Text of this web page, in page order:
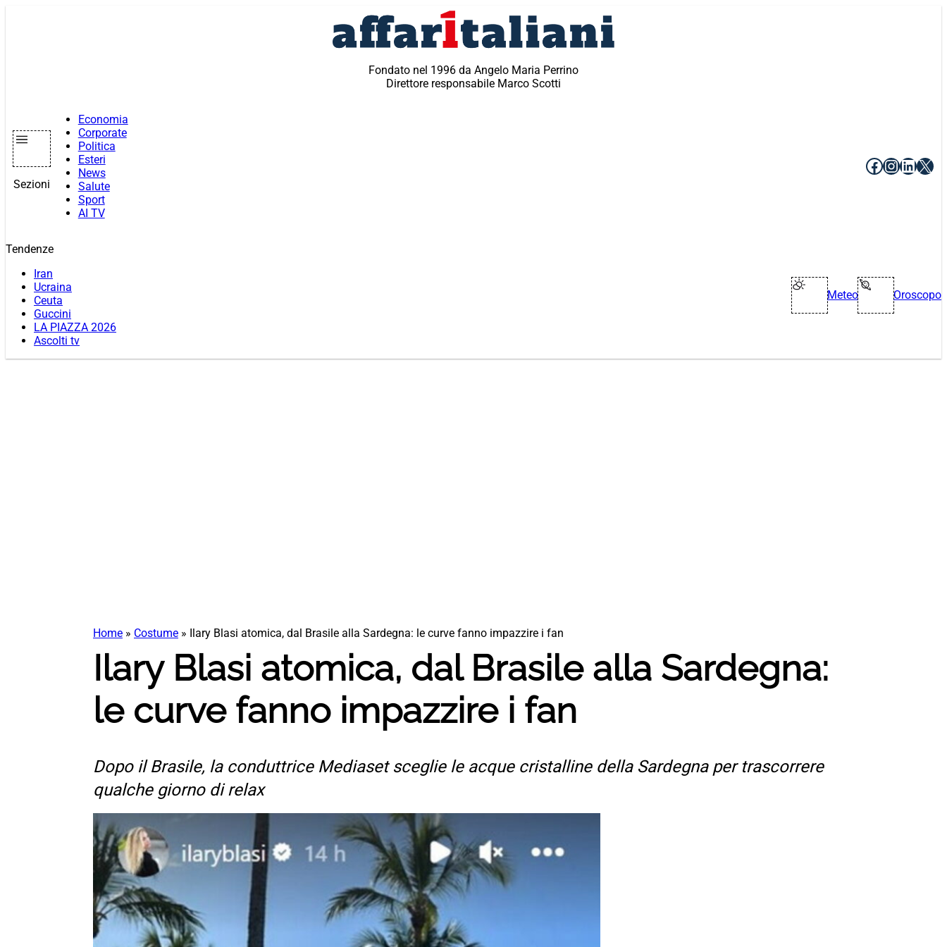
Fondato nel 1996 da Angelo Maria Perrino
Direttore responsabile Marco Scotti
Sezioni
Economia
Corporate
Politica
Esteri
News
Salute
Sport
AI TV
Facebook
X
Tendenze
Iran
Ucraina
Ceuta
Guccini
LA PIAZZA 2026
Ascolti tv
Meteo Oroscopo
Home » Costume » Ilary Blasi atomica, dal Brasile alla Sardegna: le curve fanno impazzire i fan
Ilary Blasi atomica, dal Brasile alla Sardegna:
le curve fanno impazzire i fan
Dopo il Brasile, la conduttrice Mediaset sceglie le acque cristalline della Sardegna per trascorrere
qualche giorno di relax